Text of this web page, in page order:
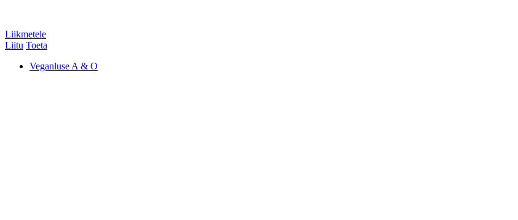
Liikmetele
Liitu Toeta
Veganluse A & O